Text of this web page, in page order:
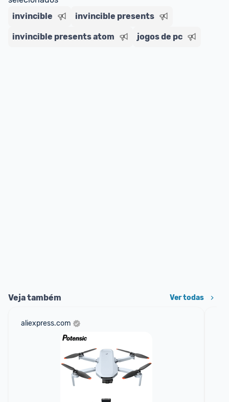
invincible
invincible presents
invincible presents atom jogos de pc
Veja também Ver todas
aliexpress.com